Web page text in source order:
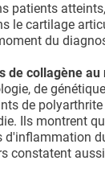
patients
le cartilage
du
de collagène
de
de
Ils montrent
d'inflammation
constatent